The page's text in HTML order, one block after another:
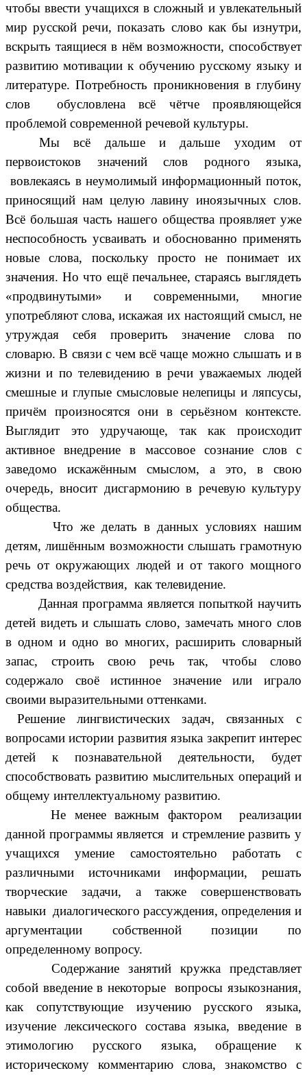
чтобы ввести учащихся в сложный и увлекательный
мир русской речи, показать слово как бы изнутри,
вскрыть таящиеся в нём возможности, способствует
развитию мотивации к обучению русскому языку и
литературе. Потребность проникновения в глубину
слов обусловлена всё чётче проявляющейся
проблемой современной речевой культуры.
Мы всё дальше и дальше уходим от
первоистоков значений слов родного языка,
вовлекаясь в неумолимый информационный поток,
приносящий нам целую лавину иноязычных слов.
Всё большая часть нашего общества проявляет уже
неспособность усваивать и обоснованно применять
новые слова, поскольку просто не понимает их
значения. Но что ещё печальнее, стараясь выглядеть
«продвинутыми» и современными, многие
употребляют слова, искажая их настоящий смысл, не
утруждая себя проверить значение слова по
словарю. В связи с чем всё чаще можно слышать и в
жизни и по телевидению в речи уважаемых людей
смешные и глупые смысловые нелепицы и ляпсусы,
причём произносятся они в серьёзном контексте.
Выглядит это удручающе, так как происходит
активное внедрение в массовое сознание слов с
заведомо искажённым смыслом, а это, в свою
очередь, вносит дисгармонию в речевую культуру
общества.
Что же делать в данных условиях нашим
детям, лишённым возможности слышать грамотную
речь от окружающих людей и от такого мощного
средства воздействия, как телевидение.
Данная программа является попыткой научить
детей видеть и слышать слово, замечать много слов
в одном и одно во многих, расширить словарный
запас, строить свою речь так, чтобы слово
содержало своё истинное значение или играло
своими выразительными оттенками.
Решение лингвистических задач, связанных с
вопросами истории развития языка закрепит интерес
детей к познавательной деятельности, будет
способствовать развитию мыслительных операций и
общему интеллектуальному развитию.
Не менее важным фактором реализации
данной программы является и стремление развить у
учащихся умение самостоятельно работать с
различными источниками информации, решать
творческие задачи, а также совершенствовать
навыки диалогического рассуждения, определения и
аргументации собственной позиции по
определенному вопросу.
Содержание занятий кружка представляет
собой введение в некоторые вопросы языкознания,
как сопутствующие изучению русского языка,
изучение лексического состава языка, введение в
этимологию русского языка, обращение к
историческому комментарию слова, знакомство с